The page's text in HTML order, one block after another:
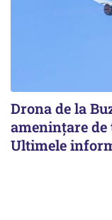
Drona de la
amenințare de
Ultimele